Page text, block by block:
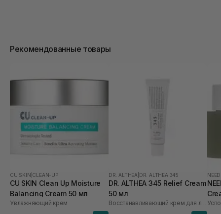
Рекомендованные товары
CU SKIN CLEAN-UP
CU SKIN Clean Up Moisture
Balancing Cream 50 мл
Увлажняющий крем
DR. ALTHEA DR. ALTHEA 345
DR. ALTHEA 345 Relief Cream
50 мл
Восстанавливающий крем для лица